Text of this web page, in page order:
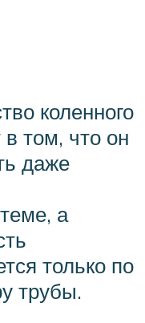
коленного
в том, что он
даже
а
только по
трубы.